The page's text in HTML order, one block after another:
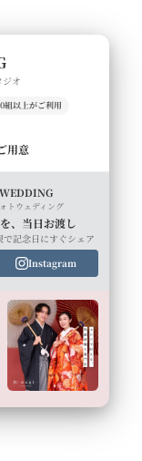
オ
組以上がご利用
用意
トウェディング
、当日お渡し
記念日にすぐシェア
Instagram